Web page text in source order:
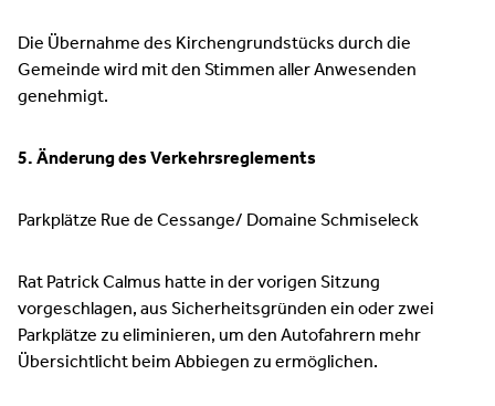
Die Übernahme des Kirchengrundstücks durch die
Gemeinde wird mit den Stimmen aller Anwesenden
genehmigt.
5. Änderung des Verkehrsreglements
Parkplätze Rue de Cessange/ Domaine Schmiseleck
Rat Patrick Calmus hatte in der vorigen Sitzung
vorgeschlagen, aus Sicherheitsgründen ein oder zwei
Parkplätze zu eliminieren, um den Autofahrern mehr
Übersichtlicht beim Abbiegen zu ermöglichen.